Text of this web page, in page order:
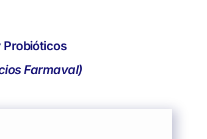
Probióticos
Farmaval)